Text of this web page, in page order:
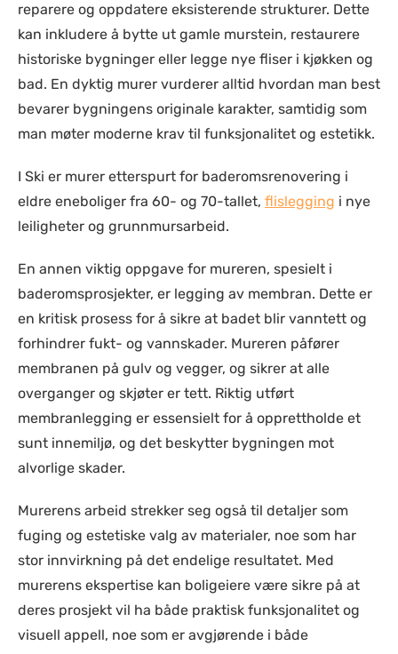
reparere og oppdatere eksisterende strukturer. Dette
kan inkludere å bytte ut gamle murstein, restaurere
historiske bygninger eller legge nye fliser i kjøkken og
bad. En dyktig murer vurderer alltid hvordan man best
bevarer bygningens originale karakter, samtidig som
man møter moderne krav til funksjonalitet og estetikk.
I Ski er murer etterspurt for baderomsrenovering i
eldre eneboliger fra 60- og 70-tallet, flislegging i nye
leiligheter og grunnmursarbeid.
En annen viktig oppgave for mureren, spesielt i
baderomsprosjekter, er legging av membran. Dette er
en kritisk prosess for å sikre at badet blir vanntett og
forhindrer fukt- og vannskader. Mureren påfører
membranen på gulv og vegger, og sikrer at alle
overganger og skjøter er tett. Riktig utført
membranlegging er essensielt for å opprettholde et
sunt innemiljø, og det beskytter bygningen mot
alvorlige skader.
Murerens arbeid strekker seg også til detaljer som
fuging og estetiske valg av materialer, noe som har
stor innvirkning på det endelige resultatet. Med
murerens ekspertise kan boligeiere være sikre på at
deres prosjekt vil ha både praktisk funksjonalitet og
visuell appell, noe som er avgjørende i både